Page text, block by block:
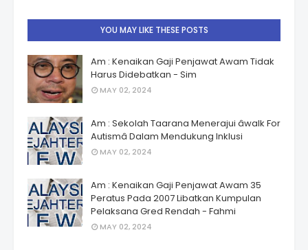
YOU MAY LIKE THESE POSTS
Am : Kenaikan Gaji Penjawat Awam Tidak
Harus Didebatkan - Sim
MAY 02, 2024
Am : Sekolah Taarana Menerajui âwalk For
Autismâ Dalam Mendukung Inklusi
MAY 02, 2024
Am : Kenaikan Gaji Penjawat Awam 35
Peratus Pada 2007 Libatkan Kumpulan
Pelaksana Gred Rendah - Fahmi
MAY 02, 2024